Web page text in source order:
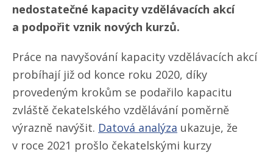
nedostatečné kapacity vzdělávacích akcí
a podpořit vznik nových kurzů.
Práce na navyšování kapacity vzdělávacích akcí
probíhají již od konce roku 2020, díky
provedeným krokům se podařilo kapacitu
zvláště čekatelského vzdělávání poměrně
výrazně navýšit. Datová analýza ukazuje, že
v roce 2021 prošlo čekatelskými kurzy